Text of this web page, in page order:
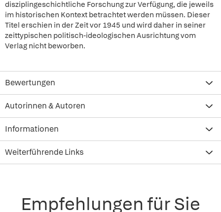
disziplingeschichtliche Forschung zur Verfügung, die jeweils
im historischen Kontext betrachtet werden müssen. Dieser
Titel erschien in der Zeit vor 1945 und wird daher in seiner
zeittypischen politisch-ideologischen Ausrichtung vom
Verlag nicht beworben.
Bewertungen
Autorinnen & Autoren
Informationen
Weiterführende Links
Empfehlungen für Sie